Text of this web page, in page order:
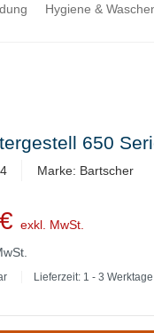
Hygiene &
650
Marke: Bartscher
exkl. MwSt.
Lieferzeit: 1 - 3 Werktage